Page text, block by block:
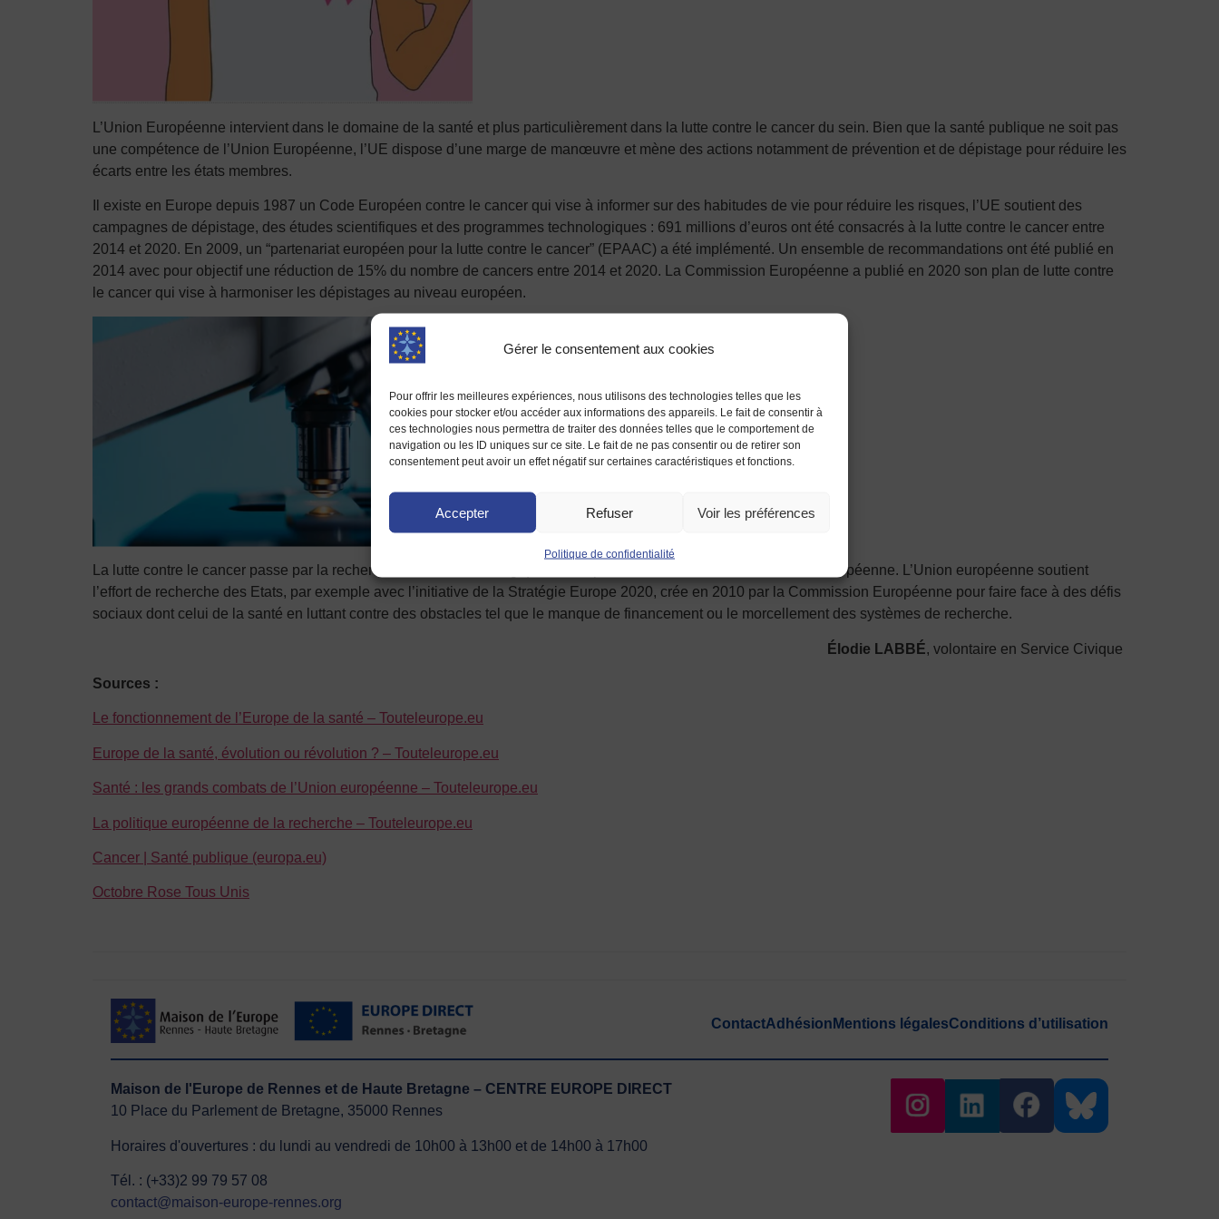
Gérer le consentement aux cookies
Pour offrir les meilleures expériences, nous utilisons des technologies telles que les
cookies pour stocker et/ou accéder aux informations des appareils. Le fait de consentir à
ces technologies nous permettra de traiter des données telles que le comportement de
navigation ou les ID uniques sur ce site. Le fait de ne pas consentir ou de retirer son
consentement peut avoir un effet négatif sur certaines caractéristiques et fonctions.
Accepter Refuser Voir les préférences
Politique de confidentialité
L’Union Européenne intervient dans le domaine de la santé et plus particulièrement dans la lutte contre le cancer du sein. Bien que la santé publique ne soit pas
une compétence de l’Union Européenne, l’UE dispose d’une marge de manœuvre et mène des actions notamment de prévention et de dépistage pour réduire les
écarts entre les états membres.
Il existe en Europe depuis 1987 un Code Européen contre le cancer qui vise à informer sur des habitudes de vie pour réduire les risques, l’UE soutient des
campagnes de dépistage, des études scientifiques et des programmes technologiques : 691 millions d’euros ont été consacrés à la lutte contre le cancer entre
2014 et 2020. En 2009, un “partenariat européen pour la lutte contre le cancer” (EPAAC) a été implémenté. Un ensemble de recommandations ont été publié en
2014 avec pour objectif une réduction de 15% du nombre de cancers entre 2014 et 2020. La Commission Européenne a publié en 2020 son plan de lutte contre
le cancer qui vise à harmoniser les dépistages au niveau européen.
La lutte contre le cancer passe par la recherche, cela dans une logique de coopération et d’innovation à l’échelle européenne. L’Union européenne soutient
l’effort de recherche des Etats, par exemple avec l’initiative de la Stratégie Europe 2020, crée en 2010 par la Commission Européenne pour faire face à des défis
sociaux dont celui de la santé en luttant contre des obstacles tel que le manque de financement ou le morcellement des systèmes de recherche.
Élodie LABBÉ, volontaire en Service Civique
Sources :
Le fonctionnement de l’Europe de la santé – Touteleurope.eu
Europe de la santé, évolution ou révolution ? – Touteleurope.eu
Santé : les grands combats de l’Union européenne – Touteleurope.eu
La politique européenne de la recherche – Touteleurope.eu
Cancer | Santé publique (europa.eu)
Octobre Rose Tous Unis
ContactAdhésion Mentions légalesConditions d’utilisation
Maison de l'Europe de Rennes et de Haute Bretagne – CENTRE EUROPE DIRECT
10 Place du Parlement de Bretagne, 35000 Rennes
Horaires d'ouvertures : du lundi au vendredi de 10h00 à 13h00 et de 14h00 à 17h00
Tél. : (+33)2 99 79 57 08
contact@maison-europe-rennes.org